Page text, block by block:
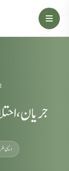
جریان،
دیسی